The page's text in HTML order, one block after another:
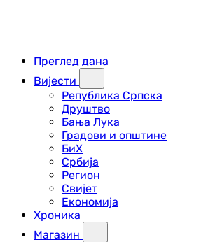
Преглед дана
Вијести
Република Српска
Друштво
Бања Лука
Градови и општине
БиХ
Србија
Регион
Свијет
Економија
Хроника
Магазин